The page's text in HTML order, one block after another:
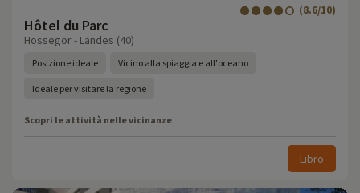
Hôtel du Parc
(8.6/10)
Hossegor - Landes (40)
Posizione ideale Vicino alla spiaggia e all'oceano
Ideale per visitare la regione
Scopri le attività nelle vicinanze
Libro